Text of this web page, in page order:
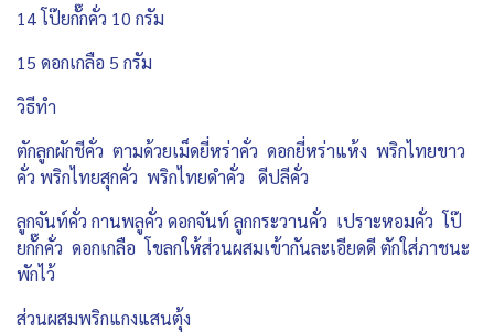
14 โป๊ยกั๊กคั่ว 10 กรัม
15 ดอกเกลือ 5 กรัม
วิธีทำ
ตักลูกผักชีคั่ว ตามด้วยเม็ดยี่หร่าคั่ว ดอกยี่หร่าแห้ง พริกไทยขาว
คั่ว พริกไทยสุกคั่ว พริกไทยดำคั่ว ดีปลีคั่ว
ลูกจันท์คั่ว กานพลูคั่ว ดอกจันท์ ลูกกระวานคั่ว เปราะหอมคั่ว โป๊
ยกั๊กคั่ว ดอกเกลือ โขลกให้ส่วนผสมเข้ากันละเอียดดี ตักใส่ภาชนะ
พักไว้
ส่วนผสมพริกแกงแสนตุ้ง